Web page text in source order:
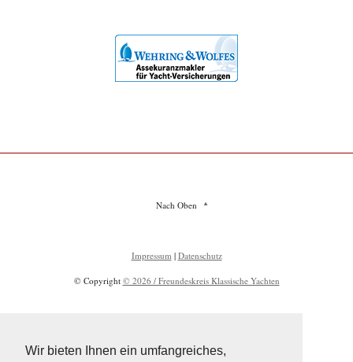
Wir bieten Ihnen ein umfangreiches,
Nach Oben
Impressum | Datenschutz
© Copyright © 2026 / Freundeskreis Klassische Yachten